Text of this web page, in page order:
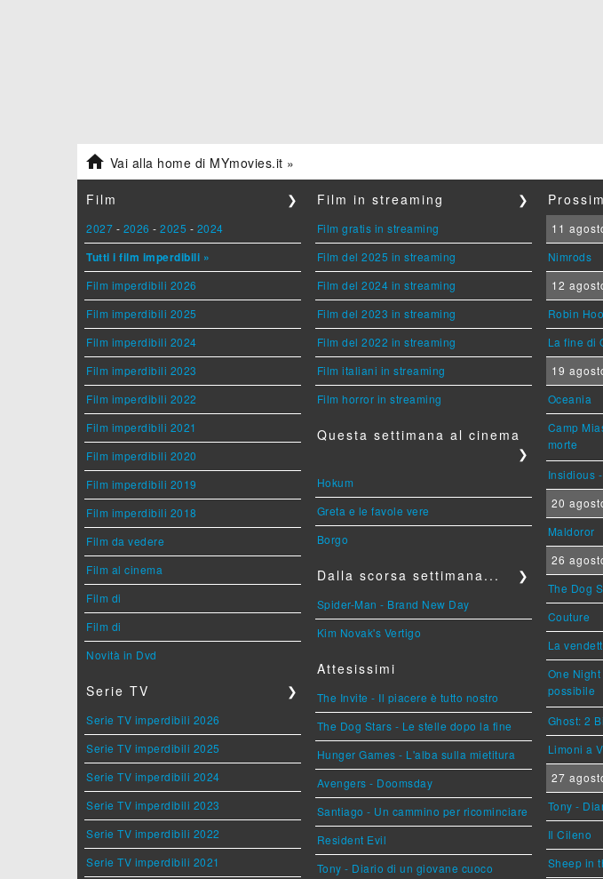
 Vai alla home di MYmovies.it »
Film ❯
2027 - 2026 - 2025 - 2024
Tutti i film imperdibili »
Film imperdibili 2026
Film imperdibili 2025
Film imperdibili 2024
Film imperdibili 2023
Film imperdibili 2022
Film imperdibili 2021
Film imperdibili 2020
Film imperdibili 2019
Film imperdibili 2018
Film da vedere
Film al cinema
Film di
Film di
Novità in Dvd
Serie TV ❯
Serie TV imperdibili 2026
Serie TV imperdibili 2025
Serie TV imperdibili 2024
Serie TV imperdibili 2023
Serie TV imperdibili 2022
Serie TV imperdibili 2021
Film in streaming ❯
Film gratis in streaming
Film del 2025 in streaming
Film del 2024 in streaming
Film del 2023 in streaming
Film del 2022 in streaming
Film italiani in streaming
Film horror in streaming
Questa settimana al cinema
❯
Hokum
Greta e le favole vere
Borgo
Dalla scorsa settimana... ❯
Spider-Man - Brand New Day
Kim Novak's Vertigo
Attesissimi
The Invite - Il piacere è tutto nostro
The Dog Stars - Le stelle dopo la fine
Hunger Games - L'alba sulla mietitura
Avengers - Doomsday
Santiago - Un cammino per ricominciare
Resident Evil
Tony - Diario di un giovane cuoco
11
Nimrods
12
Robin
La fine di
19
Oceania
Camp
morte
Insidious
20
Maldoror
26
The Dog
Couture
La
One
possibile
Ghost: 2
Limoni a
27
Tony -
Il Cileno
Sheep in